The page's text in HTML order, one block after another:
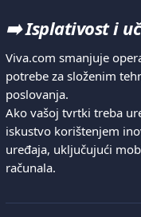
➡️ Isplativost i
Viva.com smanjuje
potrebe za složenim
poslovanja.
Ako vašoj tvrtki treba
iskustvo korištenjem
uređaja, uključujući
računala.